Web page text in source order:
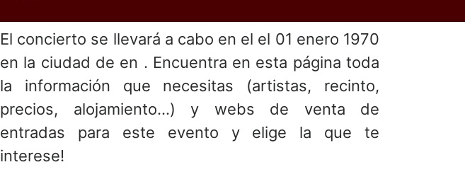
El concierto se llevará a cabo en el el 01 enero 1970
en la ciudad de en . Encuentra en esta página toda
la información que necesitas (artistas, recinto,
precios, alojamiento...) y webs de venta de
entradas para este evento y elige la que te
interese!